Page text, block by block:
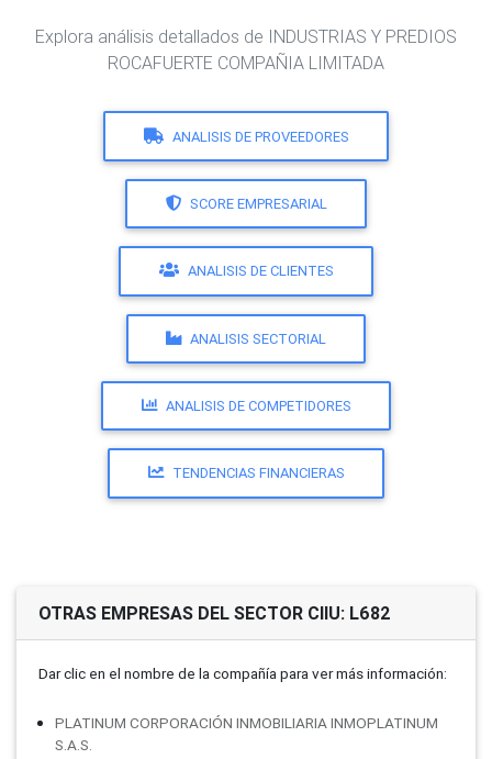
Explora análisis detallados de INDUSTRIAS Y PREDIOS
ROCAFUERTE COMPAÑIA LIMITADA
ANALISIS DE PROVEEDORES
SCORE EMPRESARIAL
ANALISIS DE CLIENTES
ANALISIS SECTORIAL
ANALISIS DE COMPETIDORES
TENDENCIAS FINANCIERAS
OTRAS EMPRESAS DEL SECTOR CIIU: L682
Dar clic en el nombre de la compañí­a para ver más información:
PLATINUM CORPORACIÓN INMOBILIARIA INMOPLATINUM
S.A.S.